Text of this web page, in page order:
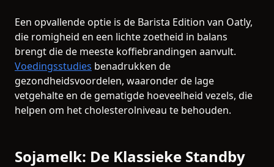
Een opvallende optie is de Barista Edition van Oatly,
die romigheid en een lichte zoetheid in balans
brengt die de meeste koffiebrandingen aanvult.
Voedingsstudies benadrukken de
gezondheidsvoordelen, waaronder de lage
vetgehalte en de gematigde hoeveelheid vezels, die
helpen om het cholesterolniveau te behouden.
Sojamelk: De Klassieke Standby